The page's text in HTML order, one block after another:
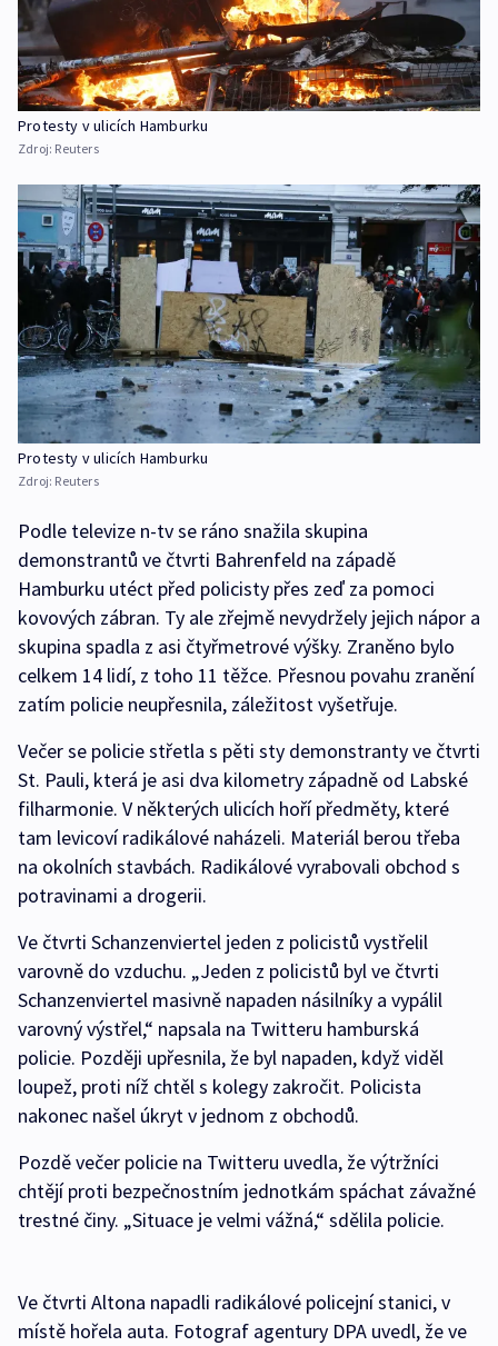
Protesty v ulicích Hamburku
Zdroj: Reuters
Protesty v ulicích Hamburku
Zdroj: Reuters
Podle televize n-tv se ráno snažila skupina
demonstrantů ve čtvrti Bahrenfeld na západě
Hamburku utéct před policisty přes zeď za pomoci
kovových zábran. Ty ale zřejmě nevydržely jejich nápor a
skupina spadla z asi čtyřmetrové výšky. Zraněno bylo
celkem 14 lidí, z toho 11 těžce. Přesnou povahu zranění
zatím policie neupřesnila, záležitost vyšetřuje.
Večer se policie střetla s pěti sty demonstranty ve čtvrti
St. Pauli, která je asi dva kilometry západně od Labské
filharmonie. V některých ulicích hoří předměty, které
tam levicoví radikálové naházeli. Materiál berou třeba
na okolních stavbách. Radikálové vyrabovali obchod s
potravinami a drogerii.
Ve čtvrti Schanzenviertel jeden z policistů vystřelil
varovně do vzduchu. „Jeden z policistů byl ve čtvrti
Schanzenviertel masivně napaden násilníky a vypálil
varovný výstřel,“ napsala na Twitteru hamburská
policie. Později upřesnila, že byl napaden, když viděl
loupež, proti níž chtěl s kolegy zakročit. Policista
nakonec našel úkryt v jednom z obchodů.
Pozdě večer policie na Twitteru uvedla, že výtržníci
chtějí proti bezpečnostním jednotkám spáchat závažné
trestné činy. „Situace je velmi vážná,“ sdělila policie.
Ve čtvrti Altona napadli radikálové policejní stanici, v
místě hořela auta. Fotograf agentury DPA uvedl, že ve